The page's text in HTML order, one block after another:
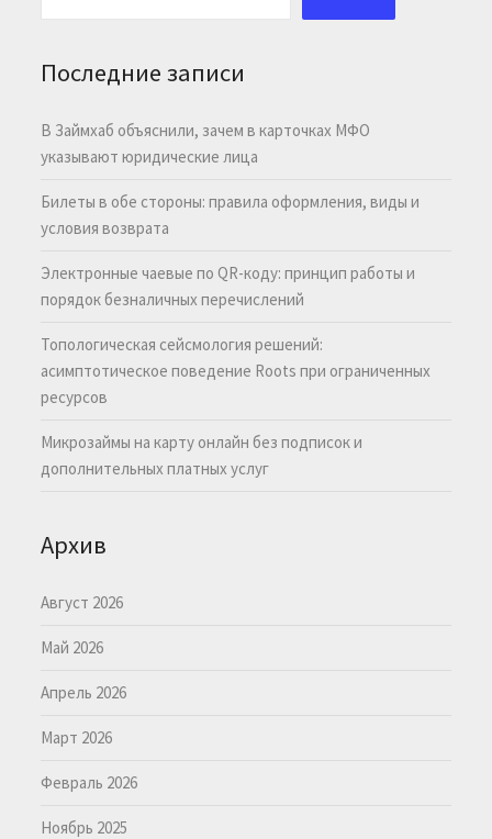
Последние записи
В Займхаб объяснили, зачем в карточках МФО
указывают юридические лица
Билеты в обе стороны: правила оформления, виды и
условия возврата
Электронные чаевые по QR-коду: принцип работы и
порядок безналичных перечислений
Топологическая сейсмология решений:
асимптотическое поведение Roots при ограниченных
ресурсов
Микрозаймы на карту онлайн без подписок и
дополнительных платных услуг
Архив
Август 2026
Май 2026
Апрель 2026
Март 2026
Февраль 2026
Ноябрь 2025